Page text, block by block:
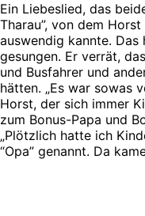
Ein Liebeslied, das
Tharau”, von dem
auswendig kannte.
gesungen. Er verrät,
und Busfahrer und
hätten. „Es war sowas
Horst, der sich immer
zum Bonus-Papa und
„Plötzlich hatte ich
“Opa” genannt. Da